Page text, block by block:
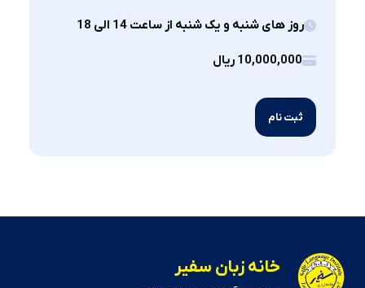
روز های شنبه و یک شنبه از ساعت 14 الی 18
10,000,000 ریال
ثبت نام
خانه زبان سفیر